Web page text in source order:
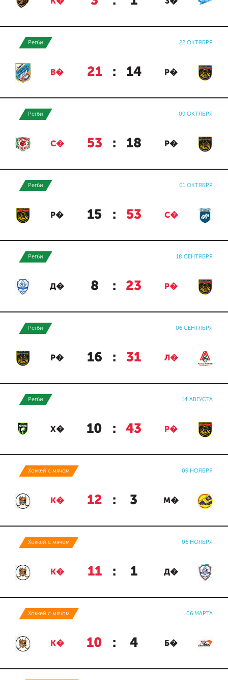
Регби 22 ОКТЯБРЯ
В� 21 : 14 Р�
Регби 09 ОКТЯБРЯ
С� 53 : 18 Р�
Регби 01 ОКТЯБРЯ
Р� 15 : 53 С�
Регби 18 СЕНТЯБРЯ
Д� 8 : 23 Р�
Регби 06 СЕНТЯБРЯ
Р� 16 : 31 Л�
Регби 14 АВГУСТА
Х� 10 : 43 Р�
Хоккей с мячом 09 НОЯБРЯ
К� 12 : 3 М�
Хоккей с мячом 06 НОЯБРЯ
К� 11 : 1 Д�
Хоккей с мячом 06 МАРТА
К� 10 : 4 Б�